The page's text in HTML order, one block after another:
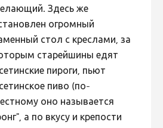
Здесь же
огромный
стол с креслами, за
старейшины едят
пироги, пьют
пиво (по-
оно называется
а по вкусу и крепости